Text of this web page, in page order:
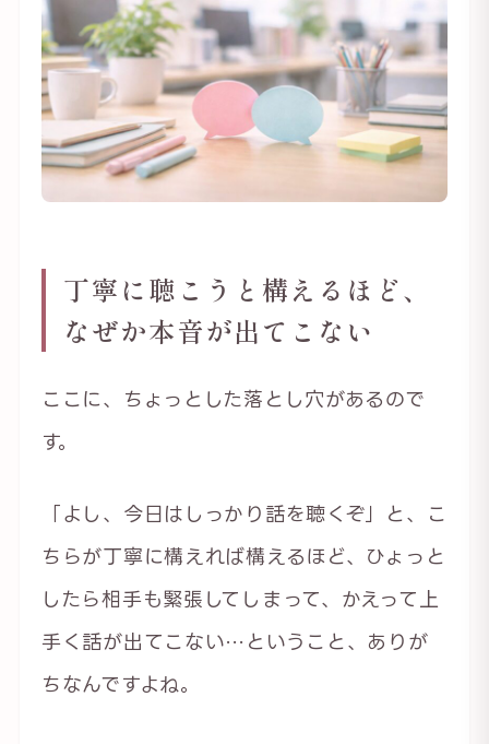
丁寧に聴こうと構えるほど、
なぜか本音が出てこない
ここに、ちょっとした落とし穴があるので
す。
「よし、今日はしっかり話を聴くぞ」と、こ
ちらが丁寧に構えれば構えるほど、ひょっと
したら相手も緊張してしまって、かえって上
手く話が出てこない…ということ、ありが
ちなんですよね。